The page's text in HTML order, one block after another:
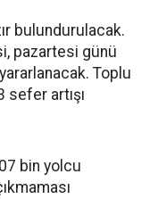
bulundurulacak.
pazartesi günü
Toplu
sefer artışı
bin yolcu